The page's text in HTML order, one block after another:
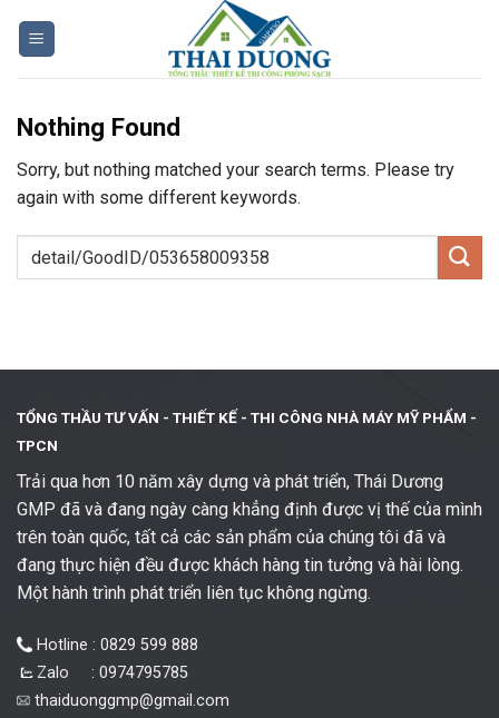
Nothing Found
Sorry, but nothing matched your search terms. Please try
again with some different keywords.
TỔNG THẦU TƯ VẤN - THIẾT KẾ - THI CÔNG NHÀ MÁY MỸ PHẨM -
TPCN
Trải qua hơn 10 năm xây dựng và phát triển, Thái Dương
GMP đã và đang ngày càng khẳng định được vị thế của mình
trên toàn quốc, tất cả các sản phẩm của chúng tôi đã và
đang thực hiện đều được khách hàng tin tưởng và hài lòng.
Một hành trình phát triển liên tục không ngừng.
Hotline : 0829 599 888
Zalo : 0974795785
thaiduonggmp@gmail.com